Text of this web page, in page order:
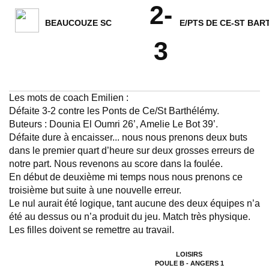
BEAUCOUZE SC
2-
3
E/PTS DE CE-ST
Les mots de coach Emilien :
Défaite 3-2 contre les Ponts de Ce/St Barthélémy.
Buteurs : Dounia El Oumri 26’, Amelie Le Bot 39’.
Défaite dure à encaisser... nous nous prenons deux buts
dans le premier quart d’heure sur deux grosses erreurs de
notre part. Nous revenons au score dans la foulée.
En début de deuxième mi temps nous nous prenons ce
troisième but suite à une nouvelle erreur.
Le nul aurait été logique, tant aucune des deux équipes n’a
été au dessus ou n’a produit du jeu. Match très physique.
Les filles doivent se remettre au travail.
LOISIRS
POULE B - ANGERS 1